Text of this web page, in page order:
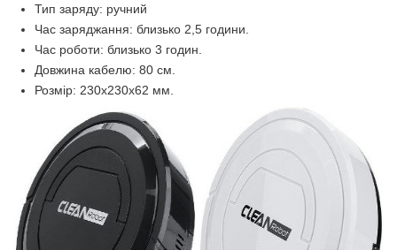
Тип заряду: ручний
Час заряджання: близько 2,5 години.
Час роботи: близько 3 годин.
Довжина кабелю: 80 см.
Розмір: 230x230x62 мм.